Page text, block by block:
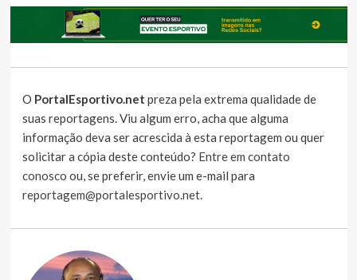
O PortalEsportivo.net preza pela extrema qualidade de
suas reportagens. Viu algum erro, acha que alguma
informação deva ser acrescida à esta reportagem ou quer
solicitar a cópia deste conteúdo? Entre em contato
conosco ou, se preferir, envie um e-mail para
reportagem@portalesportivo.net.